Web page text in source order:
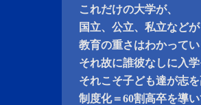
これだけの大学が、
国立、公立、私立など
教育の重さはわかってい
それ故に誰彼なしに入
それこそ子ども達が志を
制度化＝60割高卒を導い